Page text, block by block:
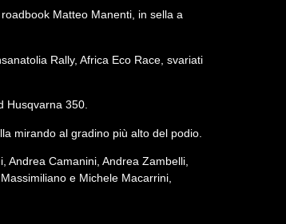
Matteo Manenti, in sella a
Rally, Africa Eco Race, svariati
Husqvarna 350.
mirando al gradino più alto del podio.
Andrea Camanini, Andrea Zambelli,
e Michele Macarrini,